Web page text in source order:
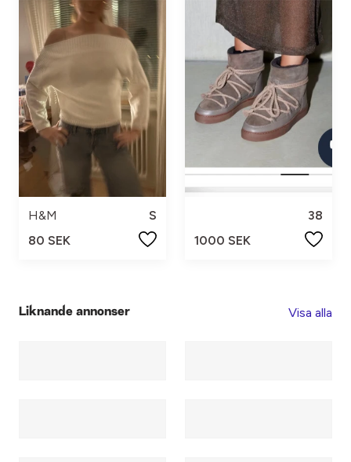
H&M
S
80 SEK
38
1000 SEK
Liknande annonser Visa alla